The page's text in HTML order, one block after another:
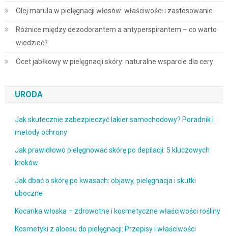
Olej marula w pielęgnacji włosów: właściwości i zastosowanie
Różnice między dezodorantem a antyperspirantem – co warto
wiedzieć?
Ocet jabłkowy w pielęgnacji skóry: naturalne wsparcie dla cery
URODA
Jak skutecznie zabezpieczyć lakier samochodowy? Poradnik i
metody ochrony
Jak prawidłowo pielęgnować skórę po depilacji: 5 kluczowych
kroków
Jak dbać o skórę po kwasach: objawy, pielęgnacja i skutki
uboczne
Kocanka włoska – zdrowotne i kosmetyczne właściwości rośliny
Kosmetyki z aloesu do pielęgnacji: Przepisy i właściwości